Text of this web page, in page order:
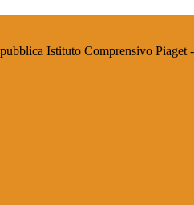
Istituto Comprensivo Piaget